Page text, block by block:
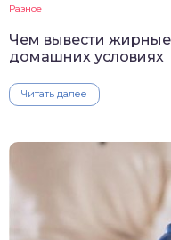
Разное
Чем вывести жирные
домашних условиях
Читать далее